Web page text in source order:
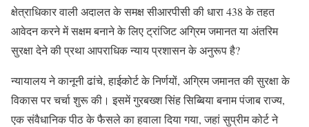
क्षेत्राधिकार वाली अदालत के समक्ष सीआरपीसी की धारा 438 के तहत
आवेदन करने में सक्षम बनाने के लिए ट्रांजिट अग्रिम जमानत या अंतरिम
सुरक्षा देने की प्रथा आपराधिक न्याय प्रशासन के अनुरूप है?
न्यायालय ने कानूनी ढांचे, हाईकोर्ट के निर्णयों, अग्रिम जमानत की सुरक्षा के
विकास पर चर्चा शुरू की। इसमें गुरबख्श सिंह सिब्बिया बनाम पंजाब राज्य,
एक संवैधानिक पीठ के फैसले का हवाला दिया गया, जहां सुप्रीम कोर्ट ने